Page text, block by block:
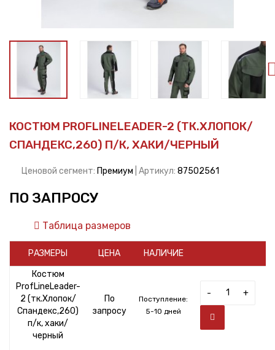
КОСТЮМ PROFLINELEADER-2 (ТК.ХЛОПОК/
СПАНДЕКС,260) П/К, ХАКИ/ЧЕРНЫЙ
Ценовой сегмент: Премиум | Артикул: 87502561
ПО ЗАПРОСУ
Таблица размеров
РАЗМЕРЫ ЦЕНА
НАЛИЧИЕ
Костюм
ProfLineLeader-
2 (тк.Хлопок/
Спандекс,260)
п/к, хаки/
черный
По
запросу
Поступление:
5-10 дней
- +